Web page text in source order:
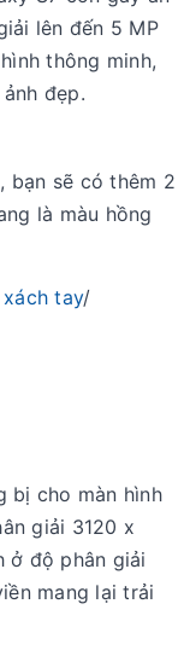
lên đến 5 MP
thông minh,
đẹp.
bạn sẽ có thêm 2
là màu hồng
tay/
bị cho màn hình
giải 3120 x
ở độ phân giải
mang lại trải